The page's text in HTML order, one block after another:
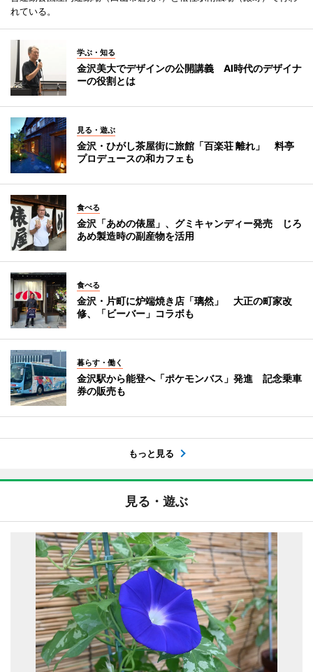
れている。
学ぶ・知る
金沢美大でデザインの公開講義 AI時代のデザイナ
ーの役割とは
見る・遊ぶ
金沢・ひがし茶屋街に旅館「百楽荘 離れ」 料亭
プロデュースの和カフェも
食べる
金沢「あめの俵屋」、グミキャンディー発売 じろ
あめ製造時の副産物を活用
食べる
金沢・片町に炉端焼き店「璃然」 大正の町家改
修、「ビーバー」コラボも
暮らす・働く
金沢駅から能登へ「ポケモンバス」発進 記念乗車
券の販売も
もっと見る
見る・遊ぶ